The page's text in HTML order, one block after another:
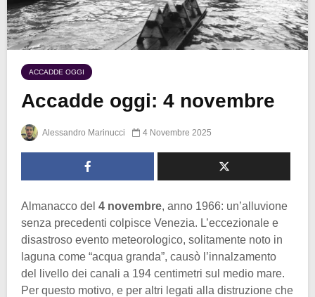
ACCADDE OGGI
Accadde oggi: 4 novembre
Alessandro Marinucci 4 Novembre 2025
Almanacco del 4 novembre, anno 1966: un’alluvione
senza precedenti colpisce Venezia. L’eccezionale e
disastroso evento meteorologico, solitamente noto in
laguna come “acqua granda”, causò l’innalzamento
del livello dei canali a 194 centimetri sul medio mare.
Per questo motivo, e per altri legati alla distruzione che